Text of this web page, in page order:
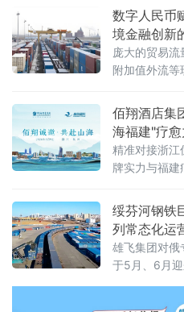
动同步推进的空前规模，交出十
速的中俄经贸合作注入全新动能
总统普京分别向博览会致贺信。习
数字人民币
境金融创新
庞大的贸易
附加值外流等
称“平台公司”
建以数字人
施
佰翔酒店集
海福建"疗
精准对接浙江
牌实力与福建
推介会上，
相，发布专属
绥芬河钢铁
列常态化运
雄飞集团对俄
于5月、6月